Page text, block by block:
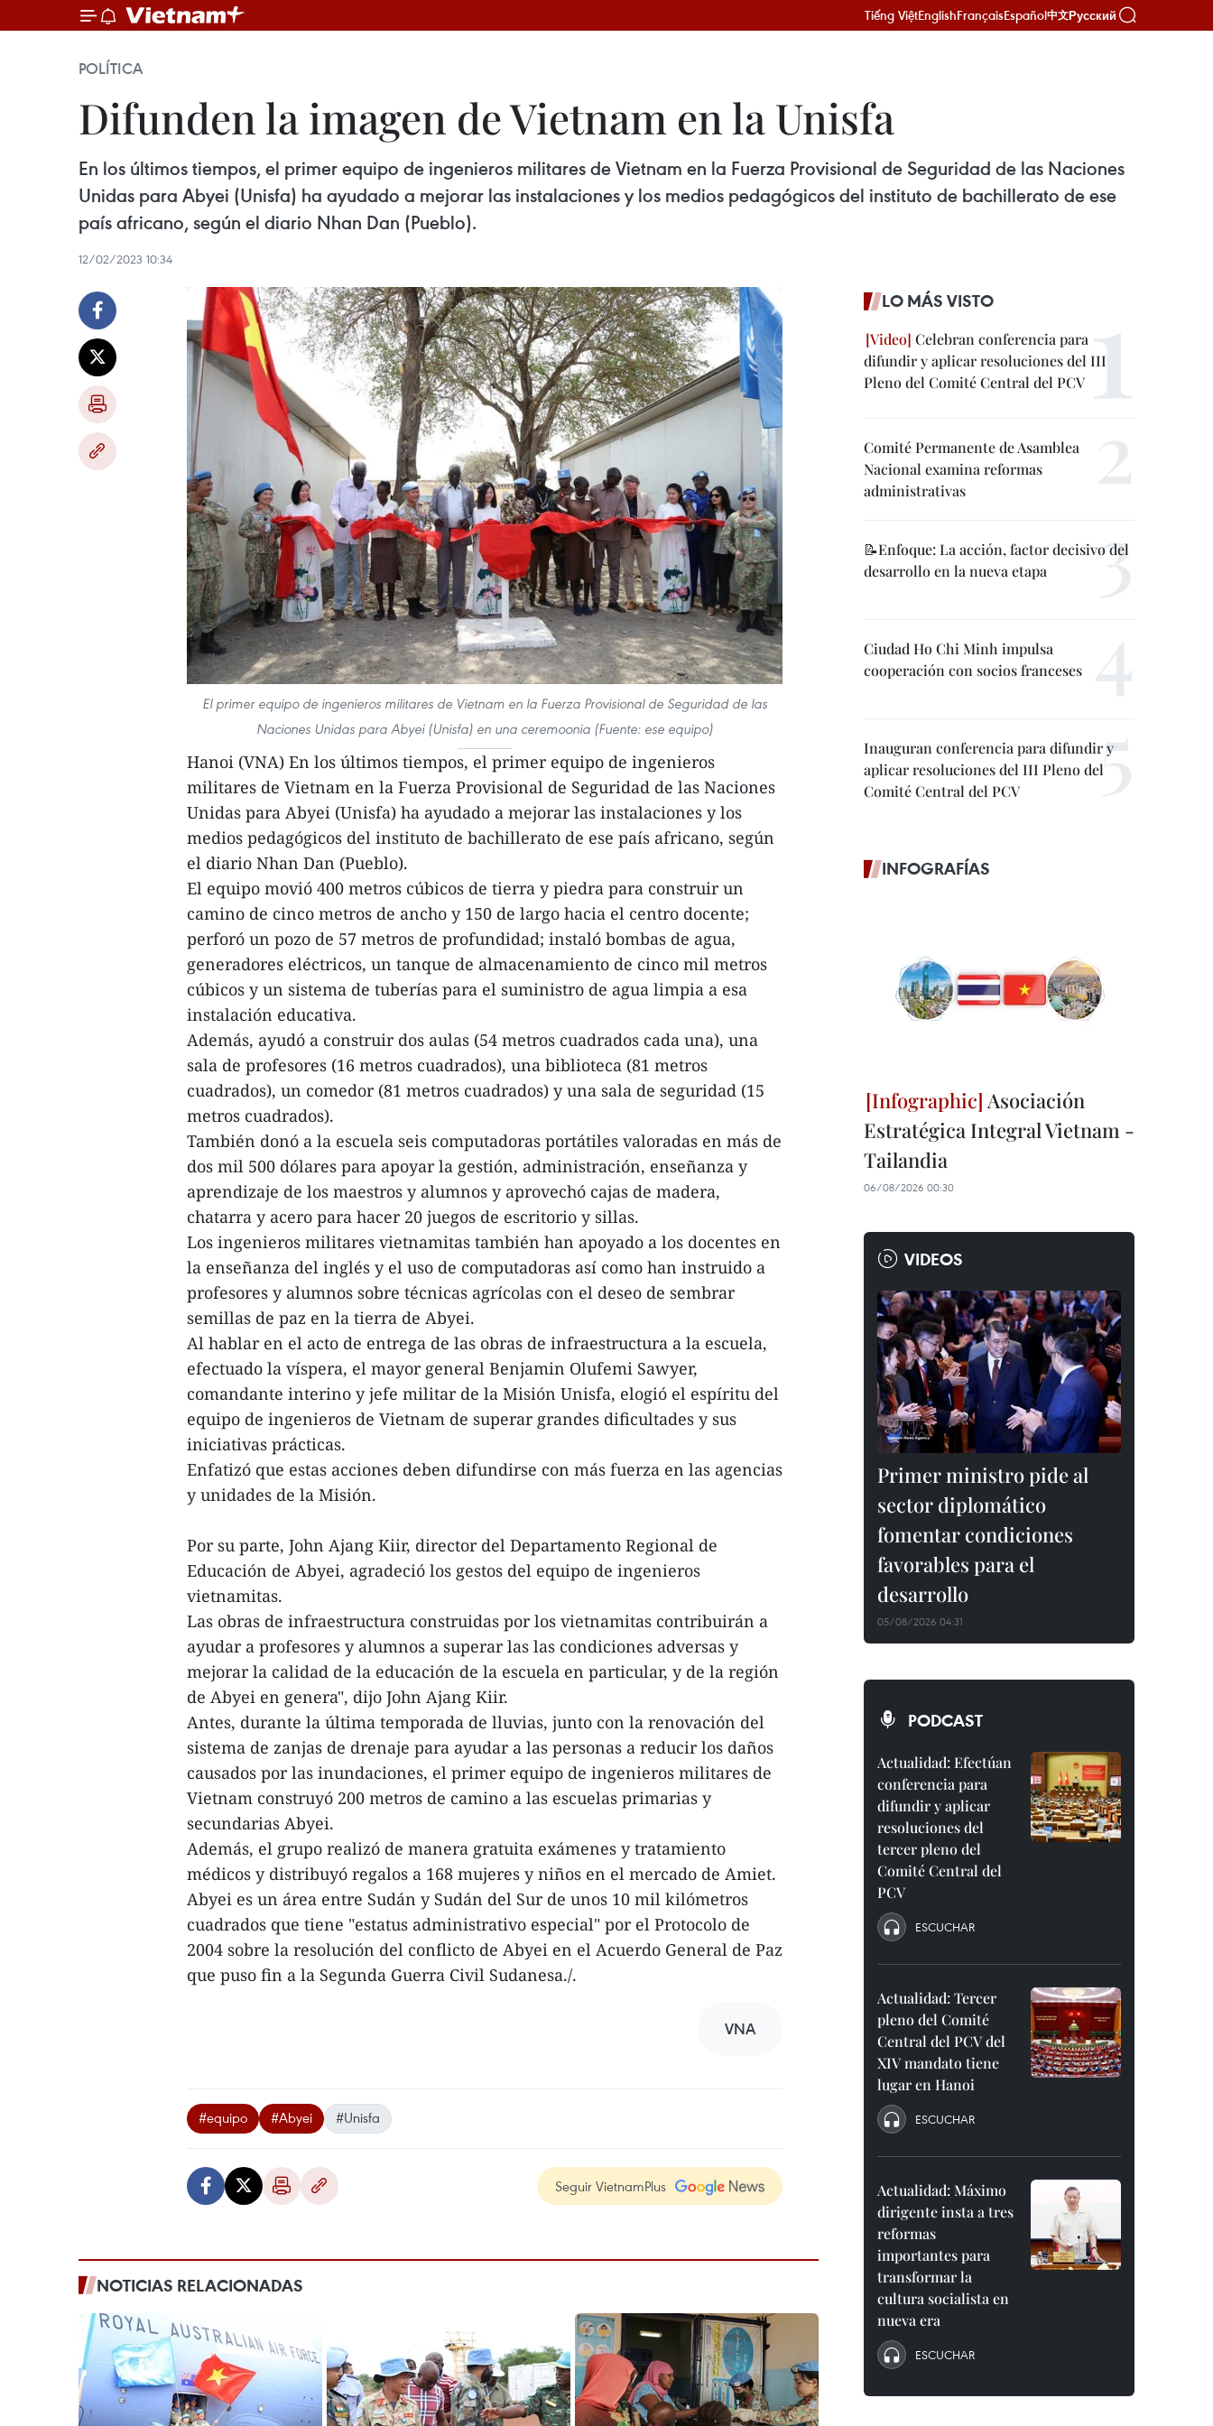
Tiếng ViệtEnglishFrançaisEspañol中文Русский
POLÍTICA
Difunden la imagen de Vietnam en la Unisfa
En los últimos tiempos, el primer equipo de ingenieros militares de Vietnam en la Fuerza Provisional de Seguridad de las Naciones
Unidas para Abyei (Unisfa) ha ayudado a mejorar las instalaciones y los medios pedagógicos del instituto de bachillerato de ese
país africano, según el diario Nhan Dan (Pueblo).
12/02/2023 10:34
El primer equipo de ingenieros militares de Vietnam en la Fuerza Provisional de Seguridad de las
Naciones Unidas para Abyei (Unisfa) en una ceremoonia (Fuente: ese equipo)
Hanoi (VNA) En los últimos tiempos, el primer equipo de ingenieros
militares de Vietnam en la Fuerza Provisional de Seguridad de las Naciones
Unidas para Abyei (Unisfa) ha ayudado a mejorar las instalaciones y los
medios pedagógicos del instituto de bachillerato de ese país africano, según
el diario Nhan Dan (Pueblo).
El equipo movió 400 metros cúbicos de tierra y piedra para construir un
camino de cinco metros de ancho y 150 de largo hacia el centro docente;
perforó un pozo de 57 metros de profundidad; instaló bombas de agua,
generadores eléctricos, un tanque de almacenamiento de cinco mil metros
cúbicos y un sistema de tuberías para el suministro de agua limpia a esa
instalación educativa.
Además, ayudó a construir dos aulas (54 metros cuadrados cada una), una
sala de profesores (16 metros cuadrados), una biblioteca (81 metros
cuadrados), un comedor (81 metros cuadrados) y una sala de seguridad (15
metros cuadrados).
También donó a la escuela seis computadoras portátiles valoradas en más de
dos mil 500 dólares para apoyar la gestión, administración, enseñanza y
aprendizaje de los maestros y alumnos y aprovechó cajas de madera,
chatarra y acero para hacer 20 juegos de escritorio y sillas.
Los ingenieros militares vietnamitas también han apoyado a los docentes en
la enseñanza del inglés y el uso de computadoras así como han instruido a
profesores y alumnos sobre técnicas agrícolas con el deseo de sembrar
semillas de paz en la tierra de Abyei.
Al hablar en el acto de entrega de las obras de infraestructura a la escuela,
efectuado la víspera, el mayor general Benjamin Olufemi Sawyer,
comandante interino y jefe militar de la Misión Unisfa, elogió el espíritu del
equipo de ingenieros de Vietnam de superar grandes dificultades y sus
iniciativas prácticas.
Enfatizó que estas acciones deben difundirse con más fuerza en las agencias
y unidades de la Misión.
Por su parte, John Ajang Kiir, director del Departamento Regional de
Educación de Abyei, agradeció los gestos del equipo de ingenieros
vietnamitas.
Las obras de infraestructura construidas por los vietnamitas contribuirán a
ayudar a profesores y alumnos a superar las las condiciones adversas y
mejorar la calidad de la educación de la escuela en particular, y de la región
de Abyei en genera", dijo John Ajang Kiir.
Antes, durante la última temporada de lluvias, junto con la renovación del
sistema de zanjas de drenaje para ayudar a las personas a reducir los daños
causados por las inundaciones, el primer equipo de ingenieros militares de
Vietnam construyó 200 metros de camino a las escuelas primarias y
secundarias Abyei.
Además, el grupo realizó de manera gratuita exámenes y tratamiento
médicos y distribuyó regalos a 168 mujeres y niños en el mercado de Amiet.
Abyei es un área entre Sudán y Sudán del Sur de unos 10 mil kilómetros
cuadrados que tiene "estatus administrativo especial" por el Protocolo de
2004 sobre la resolución del conflicto de Abyei en el Acuerdo General de Paz
que puso fin a la Segunda Guerra Civil Sudanesa./.
VNA
#equipo #Abyei #Unisfa
Seguir VietnamPlus
NOTICIAS RELACIONADAS
LO MÁS VISTO
Celebran conferencia para
difundir y aplicar resoluciones del III
Pleno del Comité Central del PCV
Comité Permanente de Asamblea
Nacional examina reformas
administrativas
📝Enfoque: La acción, factor decisivo del
desarrollo en la nueva etapa
Ciudad Ho Chi Minh impulsa
cooperación con socios franceses
Inauguran conferencia para difundir y
aplicar resoluciones del III Pleno del
Comité Central del PCV
INFOGRAFÍAS
Asociación
Estratégica Integral Vietnam -
Tailandia
06/08/2026 00:30
VIDEOS
Primer ministro pide al
sector diplomático
fomentar condiciones
favorables para el
desarrollo
05/08/2026 04:31
PODCAST
Actualidad: Efectúan
conferencia para
difundir y aplicar
resoluciones del
tercer pleno del
Comité Central del
PCV
ESCUCHAR
Actualidad: Tercer
pleno del Comité
Central del PCV del
XIV mandato tiene
lugar en Hanoi
ESCUCHAR
Actualidad: Máximo
dirigente insta a tres
reformas
importantes para
transformar la
cultura socialista en
nueva era
ESCUCHAR